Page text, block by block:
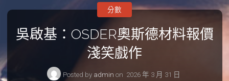
吳啟基：OSDER奧斯德材料報價
淺笑戲作
Posted by admin on 2026 年 3 月 31 日
分數